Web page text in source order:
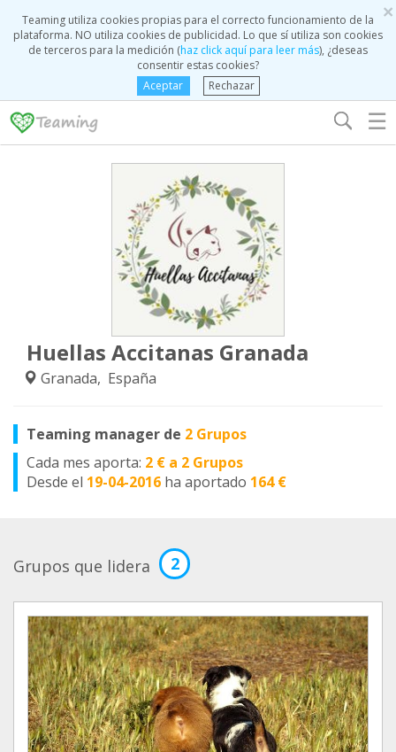
×
Teaming utiliza cookies propias para el correcto funcionamiento de la
plataforma. NO utiliza cookies de publicidad. Lo que sí utiliza son cookies
de terceros para la medición (haz click aquí para leer más), ¿deseas
consentir estas cookies?
Aceptar
Rechazar
☰
Huellas Accitanas Granada
Granada, España
Teaming manager de 2 Grupos
Cada mes aporta: 2 € a 2 Grupos
Desde el 19-04-2016 ha aportado 164 €
Grupos que lidera 2